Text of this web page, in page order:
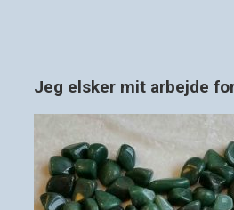
Jeg elsker mit arbejde